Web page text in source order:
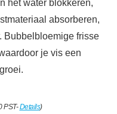
het water blokkeren,
absorberen,
Bubbelbloemige frisse
je vis een
PST-Details)